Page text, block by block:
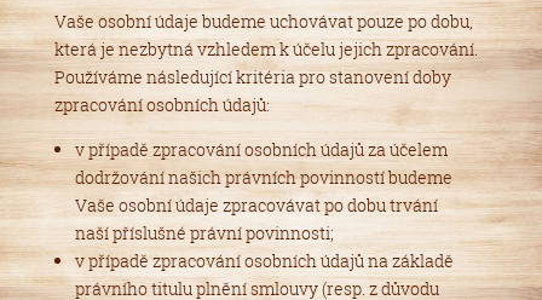
Vaše osobní údaje budeme uchovávat pouze po dobu,
která je nezbytná vzhledem k účelu jejich zpracování.
Používáme následující kritéria pro stanovení doby
zpracování osobních údajů:
v případě zpracování osobních údajů za účelem
dodržování našich právních povinností budeme
Vaše osobní údaje zpracovávat po dobu trvání
naší příslušné právní povinnosti;
v případě zpracování osobních údajů na základě
právního titulu plnění smlouvy (resp. z důvodu